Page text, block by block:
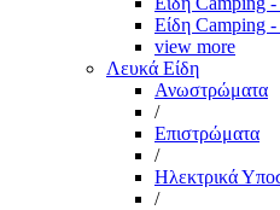
Είδη Camping
view more
Λευκά Είδη
Ανωστρώματα
/
Επιστρώματα
/
Ηλεκτρικά
/